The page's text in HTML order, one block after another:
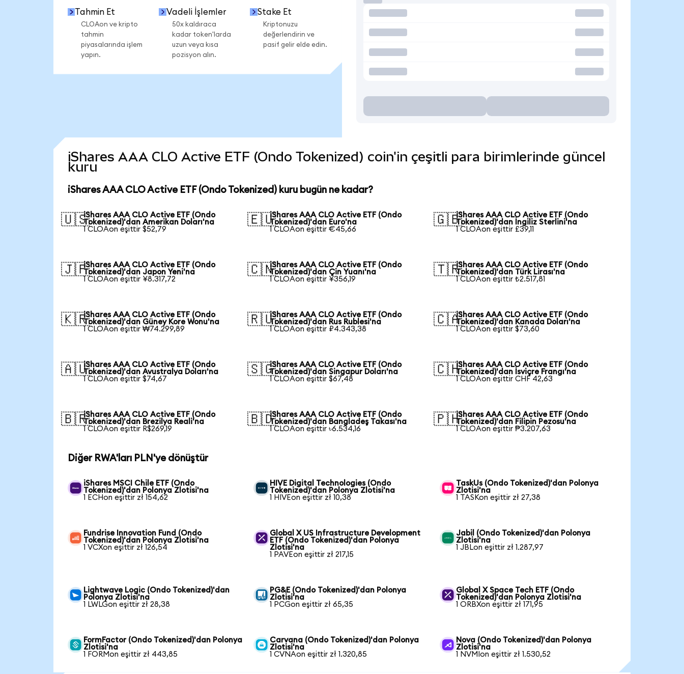
Tahmin Et
CLOAon ve kripto
tahmin
piyasalarında işlem
yapın.
Vadeli İşlemler
50x kaldıraca
kadar token'larda
uzun veya kısa
pozisyon alın.
Stake Et
Kriptonuzu
değerlendirin ve
pasif gelir elde edin.
iShares AAA CLO Active ETF (Ondo Tokenized) coin'in çeşitli para birimlerinde güncel
kuru
iShares AAA CLO Active ETF (Ondo Tokenized) kuru bugün ne kadar?
🇺🇸iShares AAA CLO Active ETF (Ondo
Tokenized)'dan Amerikan Doları'na
1 CLOAon eşittir $52,79
🇪🇺iShares AAA CLO Active ETF (Ondo
Tokenized)'dan Euro'na
1 CLOAon eşittir €45,66
🇬🇧iShares AAA CLO Active ETF (Ondo
Tokenized)'dan İngiliz Sterlini'na
1 CLOAon eşittir £39,11
🇯🇵iShares AAA CLO Active ETF (Ondo
Tokenized)'dan Japon Yeni'na
1 CLOAon eşittir ¥8.317,72
🇨🇳iShares AAA CLO Active ETF (Ondo
Tokenized)'dan Çin Yuanı'na
1 CLOAon eşittir ¥356,19
🇹🇷iShares AAA CLO Active ETF (Ondo
Tokenized)'dan Türk Lirası'na
1 CLOAon eşittir ₺2.517,81
🇰🇷iShares AAA CLO Active ETF (Ondo
Tokenized)'dan Güney Kore Wonu'na
1 CLOAon eşittir ₩74.299,89
🇷🇺iShares AAA CLO Active ETF (Ondo
Tokenized)'dan Rus Rublesi'na
1 CLOAon eşittir ₽4.343,38
🇨🇦iShares AAA CLO Active ETF (Ondo
Tokenized)'dan Kanada Doları'na
1 CLOAon eşittir $73,60
🇦🇺iShares AAA CLO Active ETF (Ondo
Tokenized)'dan Avustralya Doları'na
1 CLOAon eşittir $74,67
🇸🇬iShares AAA CLO Active ETF (Ondo
Tokenized)'dan Singapur Doları'na
1 CLOAon eşittir $67,48
🇨🇭iShares AAA CLO Active ETF (Ondo
Tokenized)'dan İsviçre Frangı'na
1 CLOAon eşittir CHF 42,63
🇧🇷iShares AAA CLO Active ETF (Ondo
Tokenized)'dan Brezilya Reali'na
1 CLOAon eşittir R$269,19
🇧🇩iShares AAA CLO Active ETF (Ondo
Tokenized)'dan Bangladeş Takası'na
1 CLOAon eşittir ৳6.534,16
🇵🇭iShares AAA CLO Active ETF (Ondo
Tokenized)'dan Filipin Pezosu'na
1 CLOAon eşittir ₱3.207,63
Diğer RWA'ları PLN'ye dönüştür
iShares MSCI Chile ETF (Ondo
Tokenized)'dan Polonya Zlotisi'na
1 ECHon eşittir zł 154,62
HIVE Digital Technologies (Ondo
Tokenized)'dan Polonya Zlotisi'na
1 HIVEon eşittir zł 10,38
TaskUs (Ondo Tokenized)'dan Polonya
Zlotisi'na
1 TASKon eşittir zł 27,38
Fundrise Innovation Fund (Ondo
Tokenized)'dan Polonya Zlotisi'na
1 VCXon eşittir zł 126,54
Global X US Infrastructure Development
ETF (Ondo Tokenized)'dan Polonya
Zlotisi'na
1 PAVEon eşittir zł 217,15
Jabil (Ondo Tokenized)'dan Polonya
Zlotisi'na
1 JBLon eşittir zł 1.287,97
Lightwave Logic (Ondo Tokenized)'dan
Polonya Zlotisi'na
1 LWLGon eşittir zł 28,38
PG&E (Ondo Tokenized)'dan Polonya
Zlotisi'na
1 PCGon eşittir zł 65,35
Global X Space Tech ETF (Ondo
Tokenized)'dan Polonya Zlotisi'na
1 ORBXon eşittir zł 171,95
FormFactor (Ondo Tokenized)'dan Polonya
Zlotisi'na
1 FORMon eşittir zł 443,85
Carvana (Ondo Tokenized)'dan Polonya
Zlotisi'na
1 CVNAon eşittir zł 1.320,85
Nova (Ondo Tokenized)'dan Polonya
Zlotisi'na
1 NVMIon eşittir zł 1.530,52